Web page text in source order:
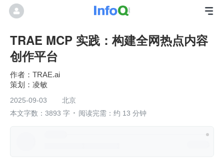
TRAE MCP 实践：构建全网热点内容
创作平台
TRAE.ai
凌敏
2025-09-03
北京
本文字数：3893 字
阅读完需：约 13 分钟